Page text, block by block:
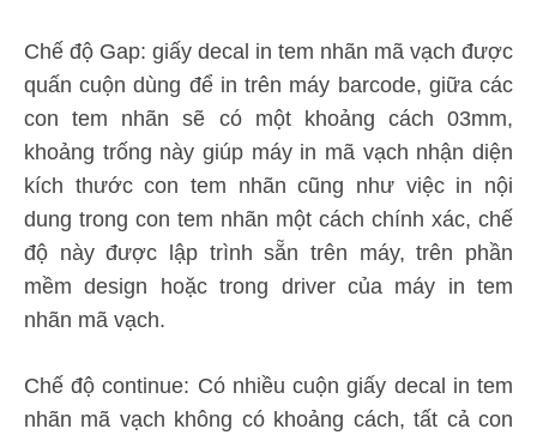
Chế độ Gap: giấy decal in tem nhãn mã vạch được
quấn cuộn dùng để in trên máy barcode, giữa các
con tem nhãn sẽ có một khoảng cách 03mm,
khoảng trống này giúp máy in mã vạch nhận diện
kích thước con tem nhãn cũng như việc in nội
dung trong con tem nhãn một cách chính xác, chế
độ này được lập trình sẵn trên máy, trên phần
mềm design hoặc trong driver của máy in tem
nhãn mã vạch.
Chế độ continue: Có nhiều cuộn giấy decal in tem
nhãn mã vạch không có khoảng cách, tất cả con